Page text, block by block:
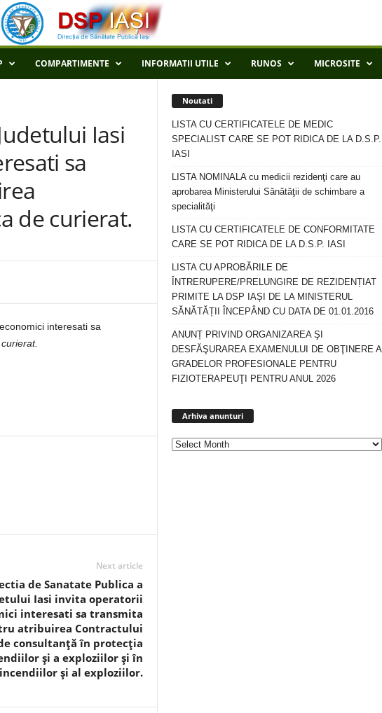
COMPARTIMENTE INFORMATII UTILE RUNOS MICROSITE
Iasi
sa
de curierat.
interesati sa
Next article
de Sanatate Publica a
Iasi invita operatorii
interesati sa transmita
atribuirea Contractului
consultanţă în protecţia
şi a exploziilor şi în
şi al exploziilor.
Noutati
LISTA CU CERTIFICATELE DE MEDIC
SPECIALIST CARE SE POT RIDICA DE LA D.S.P.
IASI
LISTA NOMINALA cu medicii rezidenţi care au
aprobarea Ministerului Sănătăţii de schimbare a
specialităţi
LISTA CU CERTIFICATELE DE CONFORMITATE
CARE SE POT RIDICA DE LA D.S.P. IASI
LISTA CU APROBĂRILE DE
ÎNTRERUPERE/PRELUNGIRE DE REZIDENȚIAT
PRIMITE LA DSP IAȘI DE LA MINISTERUL
SĂNĂTĂȚII ÎNCEPÂND CU DATA DE 01.01.2016
ANUNȚ PRIVIND ORGANIZAREA ŞI
DESFĂŞURAREA EXAMENULUI DE OBŢINERE A
GRADELOR PROFESIONALE PENTRU
FIZIOTERAPEUŢI PENTRU ANUL 2026
Arhiva anunturi